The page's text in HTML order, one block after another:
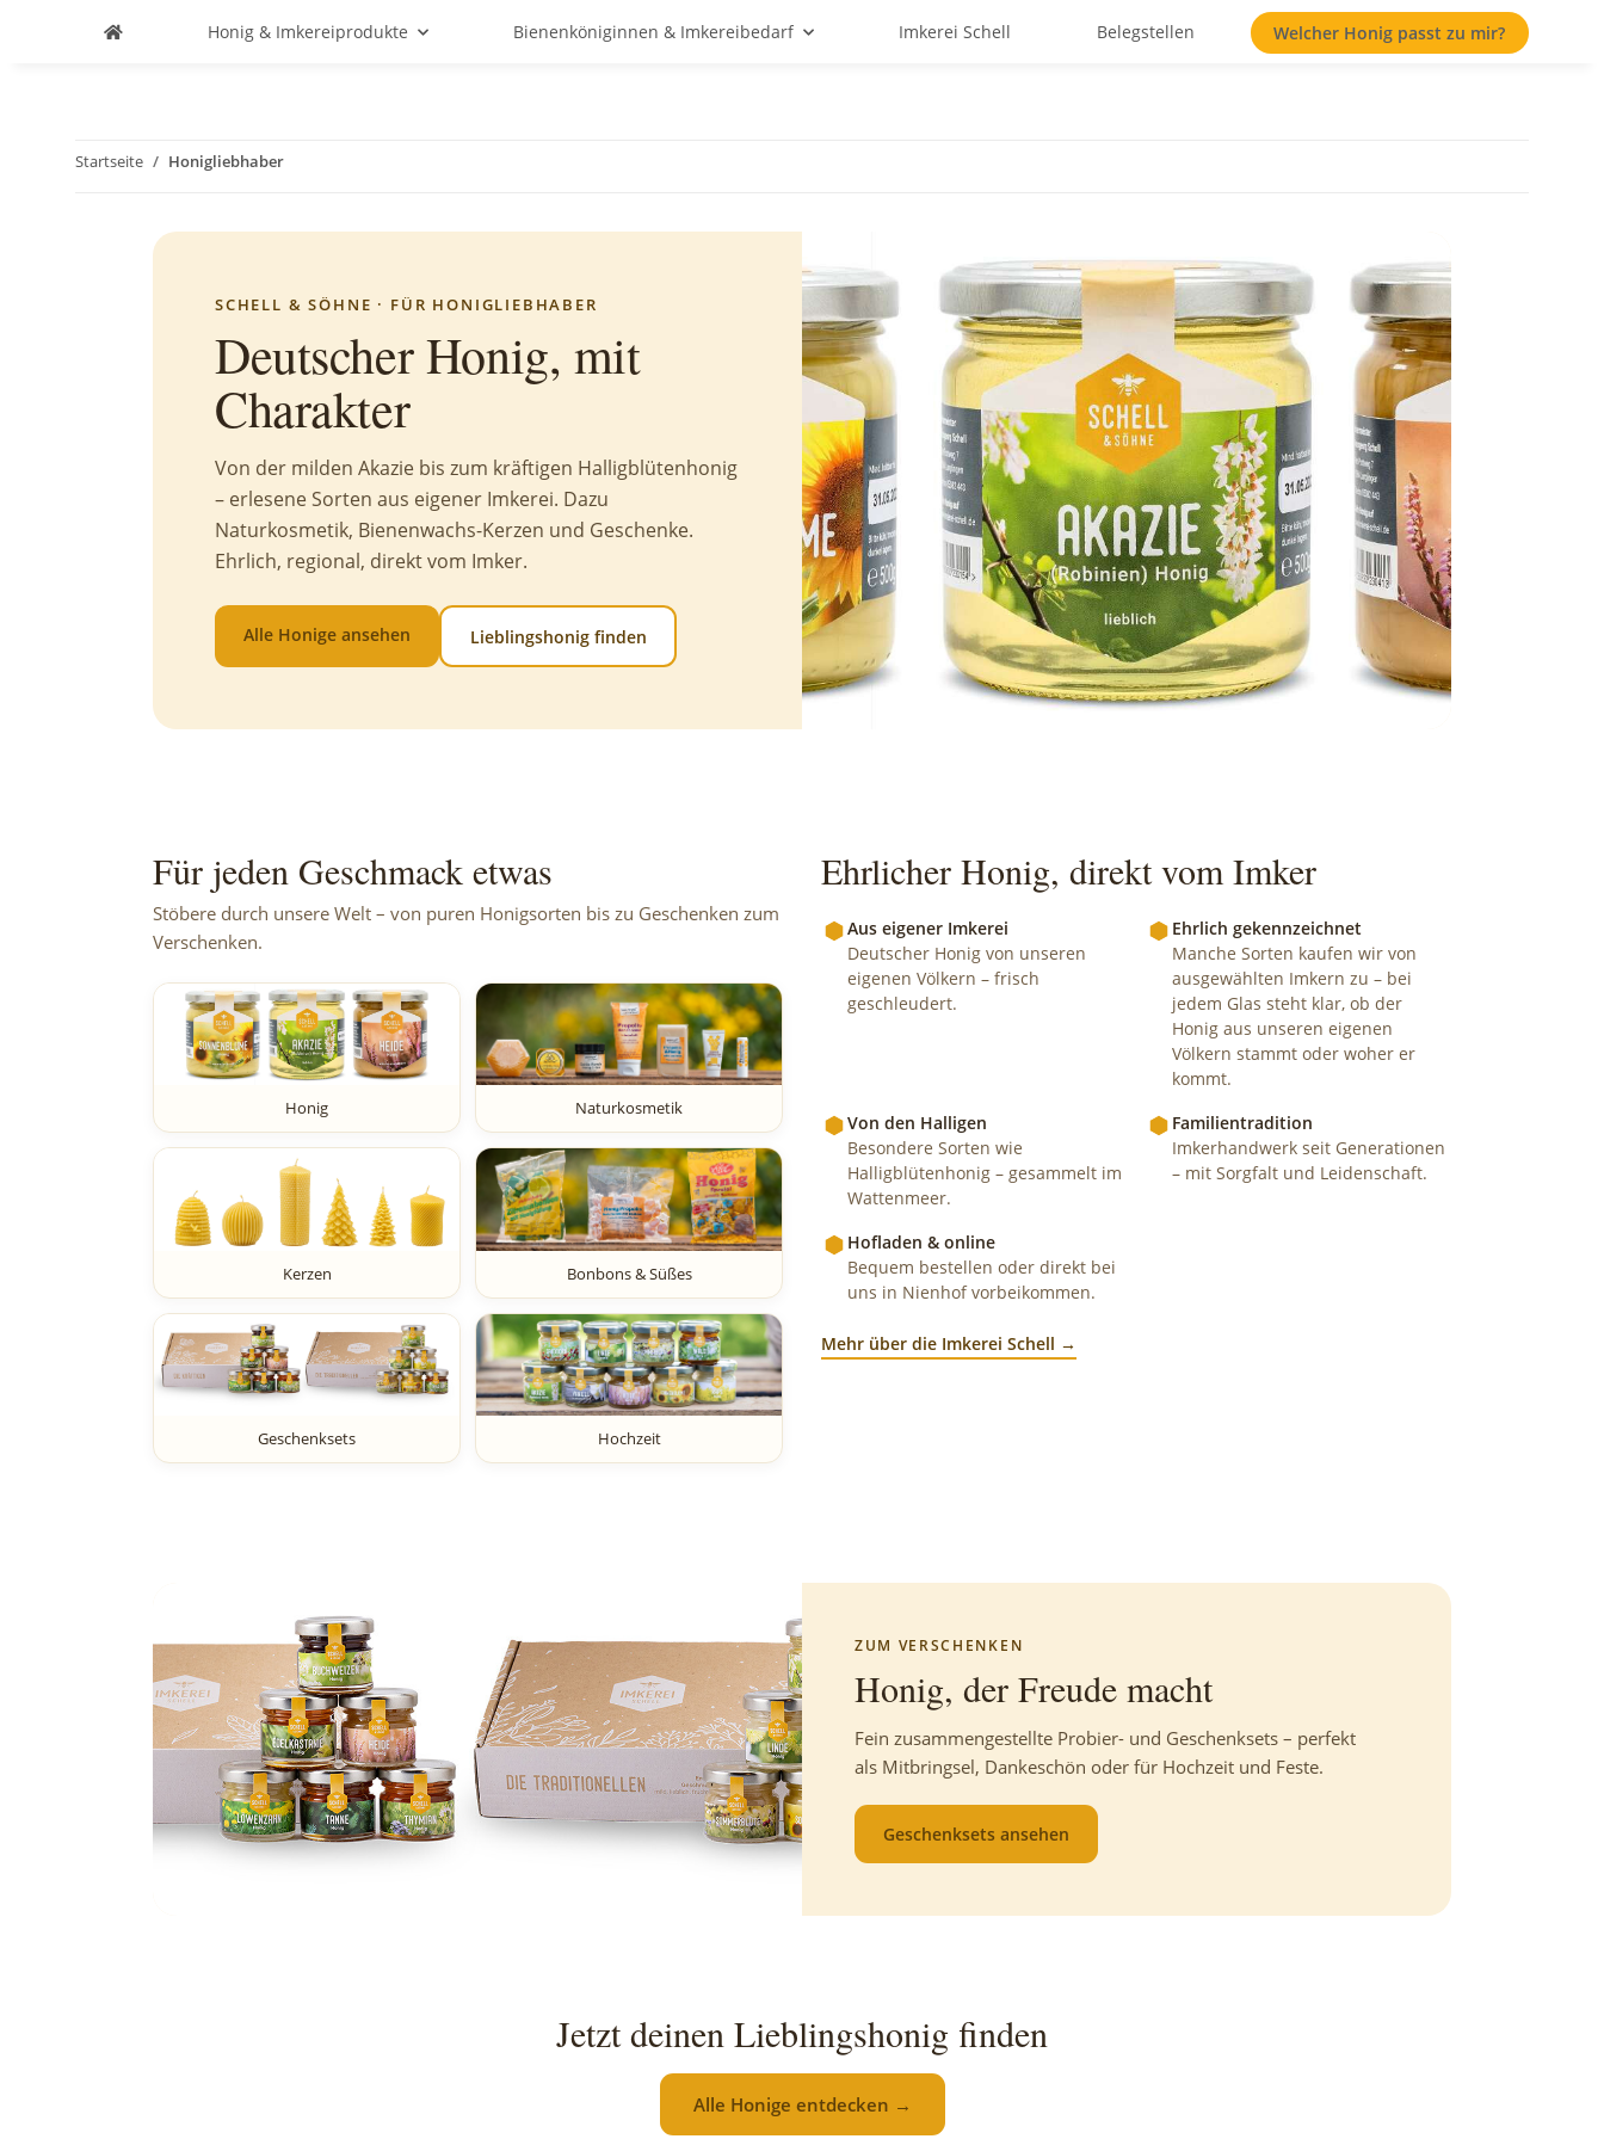
Honig & Imkereiprodukte Bienenköniginnen & Imkereibedarf Imkerei Schell Belegstellen Welcher Honig passt zu mir?
Startseite Honigliebhaber
SCHELL & SÖHNE · FÜR HONIGLIEBHABER
Deutscher Honig, mit
Charakter
Von der milden Akazie bis zum kräftigen Halligblütenhonig
– erlesene Sorten aus eigener Imkerei. Dazu
Naturkosmetik, Bienenwachs-Kerzen und Geschenke.
Ehrlich, regional, direkt vom Imker.
Alle Honige ansehen Lieblingshonig finden
Für jeden Geschmack etwas
Stöbere durch unsere Welt – von puren Honigsorten bis zu Geschenken zum
Verschenken.
Honig Naturkosmetik
Kerzen Bonbons & Süßes
Geschenksets Hochzeit
Ehrlicher Honig, direkt vom Imker
Aus eigener Imkerei
Deutscher Honig von unseren
eigenen Völkern – frisch
geschleudert.
Ehrlich gekennzeichnet
Manche Sorten kaufen wir von
ausgewählten Imkern zu – bei
jedem Glas steht klar, ob der
Honig aus unseren eigenen
Völkern stammt oder woher er
kommt.
Von den Halligen
Besondere Sorten wie
Halligblütenhonig – gesammelt im
Wattenmeer.
Familientradition
Imkerhandwerk seit Generationen
– mit Sorgfalt und Leidenschaft.
Hofladen & online
Bequem bestellen oder direkt bei
uns in Nienhof vorbeikommen.
Mehr über die Imkerei Schell →
ZUM VERSCHENKEN
Honig, der Freude macht
Fein zusammengestellte Probier- und Geschenksets – perfekt
als Mitbringsel, Dankeschön oder für Hochzeit und Feste.
Geschenksets ansehen
Jetzt deinen Lieblingshonig finden
Alle Honige entdecken →